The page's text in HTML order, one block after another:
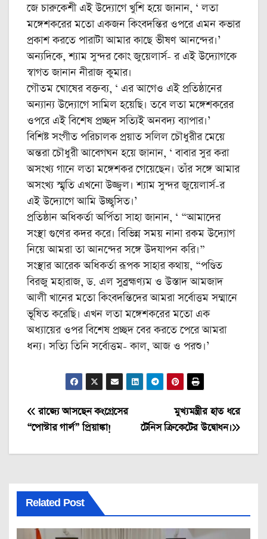
জে চারুকেশী এই উদ্যোগে খুশি হয়ে জানান, ‘ লতা
মঙ্গেশকরের মতো একজন কিংবদন্তির ওপরে এমন কভার
প্রকাশ করতে পারাটা আমার কাছে ভীষণ আনন্দের।’
অন্যদিকে, শ্যাম সুন্দর কোং জুয়েলার্স- র এই উদ্যোগকে
স্বাগত জানান নীরাজ কুমার।
গৌতম ঘোষের বক্তব্য, ‘ এর আগেও এই প্রতিষ্ঠানের
অন্যান্য উদ্যোগে সামিল হয়েছি। তবে লতা মঙ্গেশকরের
ওপরে এই বিশেষ প্রচ্ছদ সত্যিই অনবদ্য ব্যাপার।’
বিশিষ্ট সংগীত পরিচালক প্রয়াত সলিল চৌধুরীর মেয়ে
অন্তরা চৌধুরী আবেগঘন হয়ে জানান, ‘ বাবার সুর করা
অসংখ্য গানে লতা মঙ্গেশকর গেয়েছেন। তাঁর সঙ্গে আমার
অসংখ্য স্মৃতি এখনো উজ্জ্বল। শ্যাম সুন্দর জুয়েলার্স-র
এই উদ্যোগে আমি উচ্ছ্বসিত।’
প্রতিষ্ঠান অধিকর্তা অর্পিতা সাহা জানান, ‘ “আমাদের
সংস্থা গুণের কদর করে। বিভিন্ন সময় নানা রকম উদ্যোগ
নিয়ে আমরা তা আনন্দের সঙ্গে উদযাপন করি।”
সংস্থার আরেক অধিকর্তা রূপক সাহার কথায়, “পণ্ডিত
বিরজু মহারাজ, ড. এল সুব্রহ্মণ্যম ও উস্তাদ আমজাদ
আলী খানের মতো কিংবদন্তিদের আমরা সর্বোত্তম সম্মানে
ভূষিত করেছি। এখন লতা মঙ্গেশকরের মতো এক
অধ্যায়ের ওপর বিশেষ প্রচ্ছদ বের করতে পেরে আমরা
ধন্য। সত্যি তিনি সর্বোত্তম- কাল, আজ ও পরশু।’
Post
navigation
মুখ্যমন্ত্রীর হাত ধরে
টেনিস ক্রিকেটের উদ্বোধন।
রাজ্যে আসছেন কংগ্রেসের
“পোস্টার গার্ল” প্রিয়াঙ্কা!
Related Post